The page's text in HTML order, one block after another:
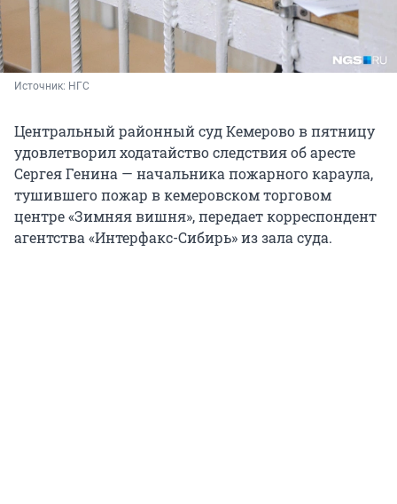
Источник: НГС
Центральный районный суд Кемерово в пятницу
удовлетворил ходатайство следствия об аресте
Сергея Генина — начальника пожарного караула,
тушившего пожар в кемеровском торговом
центре «Зимняя вишня», передает корреспондент
агентства «Интерфакс-Сибирь» из зала суда.